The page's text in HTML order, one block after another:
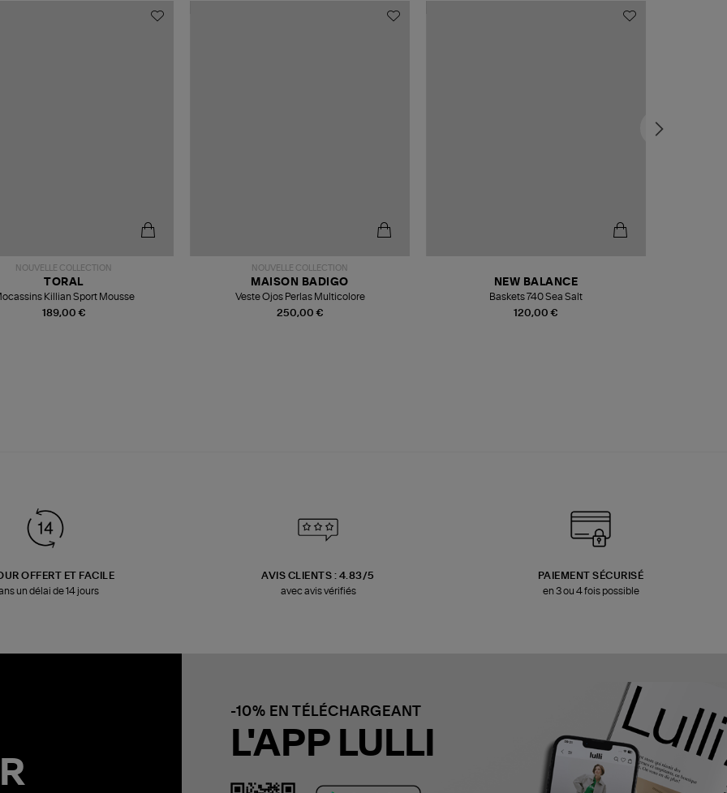
NOUVELLE COLLECTION
189,00 €
TORAL
Killian Sport Mousse
NOUVELLE COLLECTION
250,00 €
MAISON BADIGO
Veste Ojos Perlas Multicolore
120,00 €
NEW BALANCE
Baskets 740 Sea Salt
OFFERT ET FACILE
un délai de 14 jours
AVIS CLIENTS : 4.83/5
avec avis vérifiés
PAIEMENT SÉCURISÉ
en 3 ou 4 fois possible
-10% EN TÉLÉCHARGEANT
L'APP LULLI